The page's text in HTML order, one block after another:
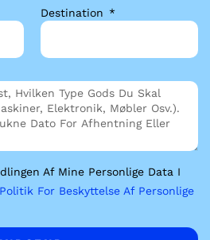
Destination
Af Mine Personlige Data I
Politik For Beskyttelse Af Personlige